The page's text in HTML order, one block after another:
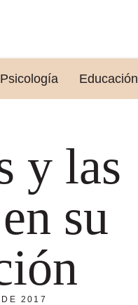
Psicología Educación
y las
su
2017